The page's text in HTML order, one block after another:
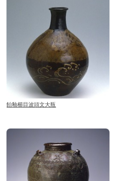
飴釉櫛目波頭文大瓶